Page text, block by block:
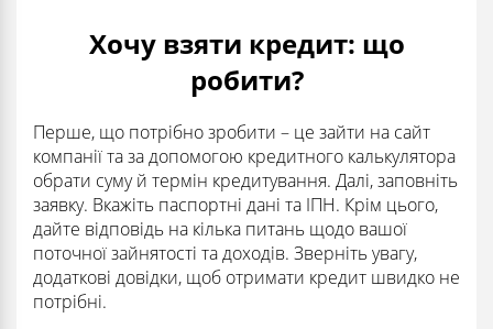
Хочу взяти кредит: що
робити?
Перше, що потрібно зробити – це зайти на сайт
компанії та за допомогою кредитного калькулятора
обрати суму й термін кредитування. Далі, заповніть
заявку. Вкажіть паспортні дані та ІПН. Крім цього,
дайте відповідь на кілька питань щодо вашої
поточної зайнятості та доходів. Зверніть увагу,
додаткові довідки, щоб отримати кредит швидко не
потрібні.